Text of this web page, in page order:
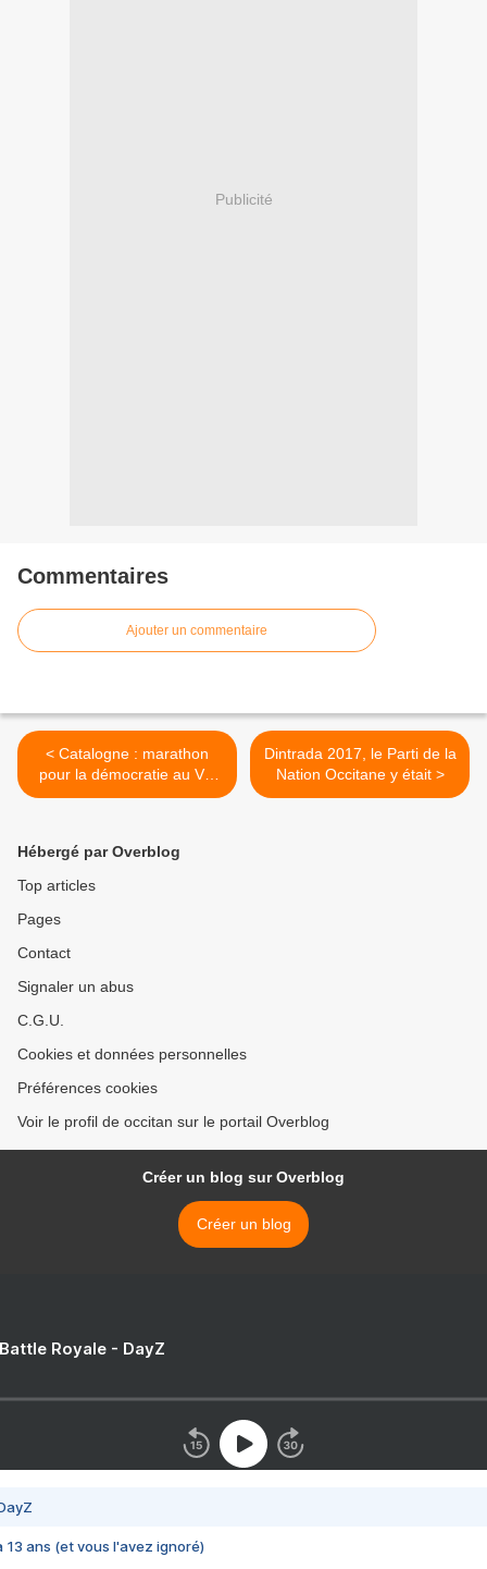
Publicité
Commentaires
Ajouter un commentaire
< Catalogne : marathon
pour la démocratie au Val
d'Aran
Dintrada 2017, le Parti de la
Nation Occitane y était >
Hébergé par Overblog
Top articles
Pages
Contact
Signaler un abus
C.G.U.
Cookies et données personnelles
Préférences cookies
Voir le profil de occitan sur le portail Overblog
Créer un blog sur Overblog
Créer un blog
Royale - DayZ
13 ans (et vous l'avez ignoré)